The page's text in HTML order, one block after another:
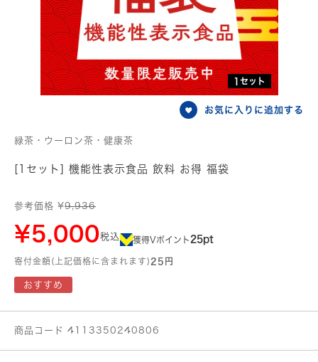
1セット
お気に入りに追加する
緑茶・ウーロン茶・健康茶
[1セット] 機能性表示食品 飲料 お得 福袋
参考価格 ¥9,936
¥5,000税込 獲得Vポイント 25pt
寄付金額(上記価格に含まれます) 25円
おすすめ
商品コード 4113350240806